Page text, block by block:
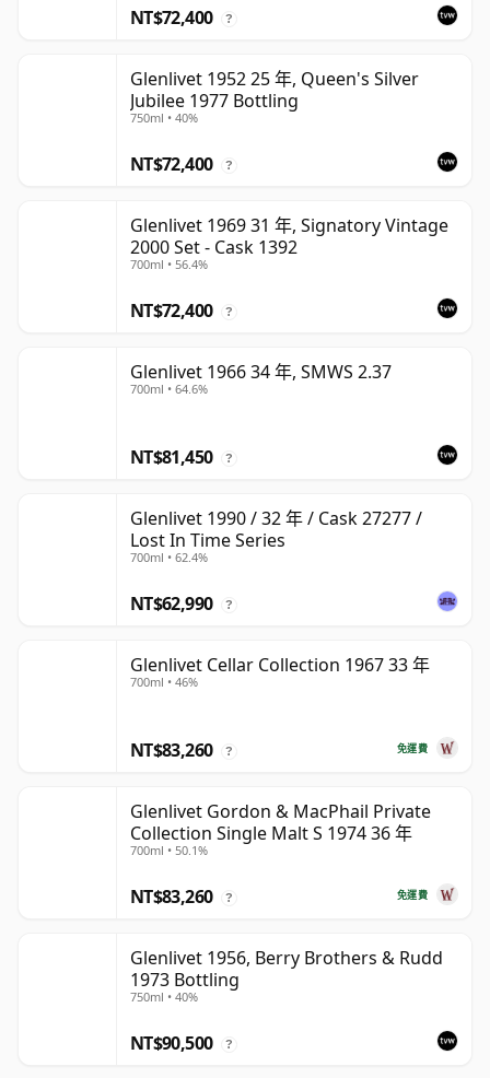
NT$72,400 ?
Glenlivet 1952 25 年, Queen's Silver
Jubilee 1977 Bottling
750ml • 40%
NT$72,400 ?
Glenlivet 1969 31 年, Signatory Vintage
2000 Set - Cask 1392
700ml • 56.4%
NT$72,400 ?
Glenlivet 1966 34 年, SMWS 2.37
700ml • 64.6%
NT$81,450 ?
Glenlivet 1990 / 32 年 / Cask 27277 /
Lost In Time Series
700ml • 62.4%
NT$62,990 ?
Glenlivet Cellar Collection 1967 33 年
700ml • 46%
免運費
NT$83,260 ?
Glenlivet Gordon & MacPhail Private
Collection Single Malt S 1974 36 年
700ml • 50.1%
免運費
NT$83,260 ?
Glenlivet 1956, Berry Brothers & Rudd
1973 Bottling
750ml • 40%
NT$90,500 ?